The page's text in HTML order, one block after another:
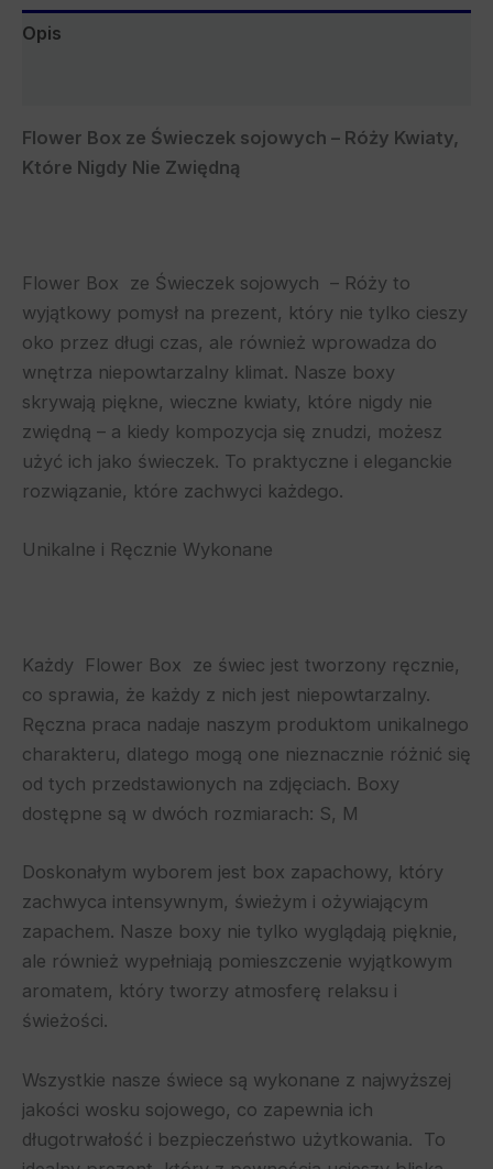
Opis
Flower Box ze Świeczek sojowych – Róży Kwiaty,
Które Nigdy Nie Zwiędną
Flower Box ze Świeczek sojowych – Róży to
wyjątkowy pomysł na prezent, który nie tylko cieszy
oko przez długi czas, ale również wprowadza do
wnętrza niepowtarzalny klimat. Nasze boxy
skrywają piękne, wieczne kwiaty, które nigdy nie
zwiędną – a kiedy kompozycja się znudzi, możesz
użyć ich jako świeczek. To praktyczne i eleganckie
rozwiązanie, które zachwyci każdego.
Unikalne i Ręcznie Wykonane
Każdy Flower Box ze świec jest tworzony ręcznie,
co sprawia, że każdy z nich jest niepowtarzalny.
Ręczna praca nadaje naszym produktom unikalnego
charakteru, dlatego mogą one nieznacznie różnić się
od tych przedstawionych na zdjęciach. Boxy
dostępne są w dwóch rozmiarach: S, M
Doskonałym wyborem jest box zapachowy, który
zachwyca intensywnym, świeżym i ożywiającym
zapachem. Nasze boxy nie tylko wyglądają pięknie,
ale również wypełniają pomieszczenie wyjątkowym
aromatem, który tworzy atmosferę relaksu i
świeżości.
Wszystkie nasze świece są wykonane z najwyższej
jakości wosku sojowego, co zapewnia ich
długotrwałość i bezpieczeństwo użytkowania. To